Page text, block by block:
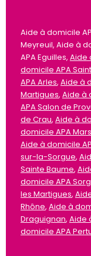
Aide à domicile
Meyreuil, Aide à
APA Eguilles, Aide
domicile APA
APA Arles, Aide à
Martigues, Aide à
APA Salon de
de Crau, Aide à
domicile APA
Aide à domicile
sur-la-Sorgue,
Sainte Baume,
domicile APA
les Martigues,
Rhône, Aide à
Draguignan, Aide
domicile APA